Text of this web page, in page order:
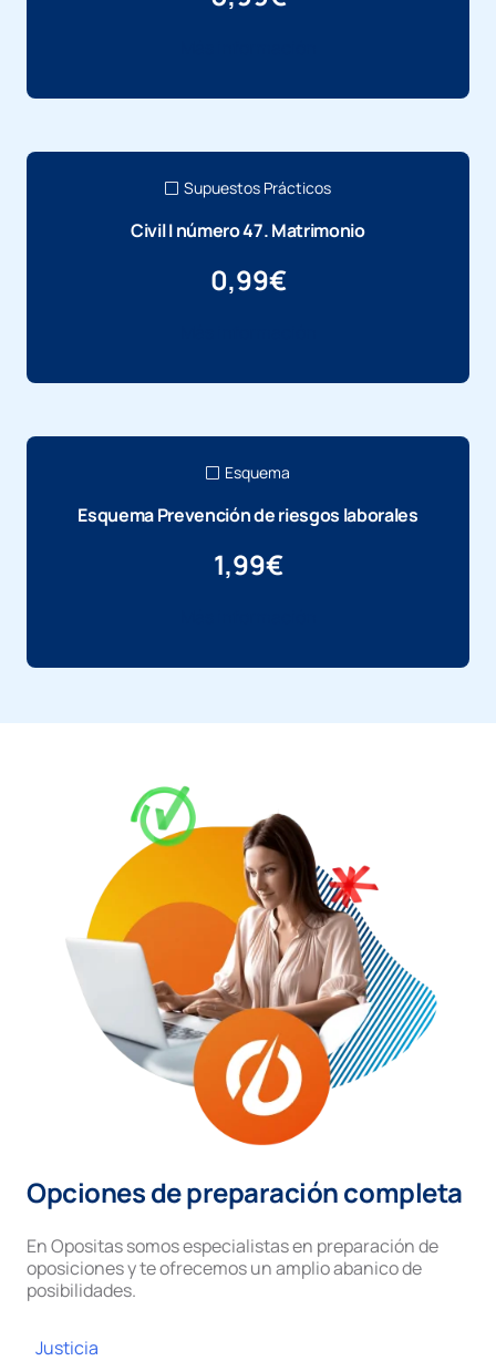
Supuestos Prácticos
Civil I número 47. Matrimonio
0,99€
Esquema
Esquema Prevención de riesgos laborales
1,99€
Opciones de preparación completa
En Opositas somos especialistas en preparación de
oposiciones y te ofrecemos un amplio abanico de
posibilidades.
Justicia